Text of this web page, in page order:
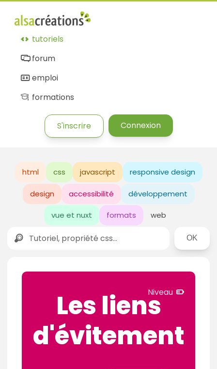
tutoriels
forum
emploi
formations
S'inscrire Connexion
html css javascript responsive design
design accessibilité développement
vue et nuxt formats web
Rechercher
Niveau
Les liens
d'évitement